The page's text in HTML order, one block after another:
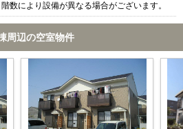
数により設備が異なる場合がございます。
周辺の空室物件